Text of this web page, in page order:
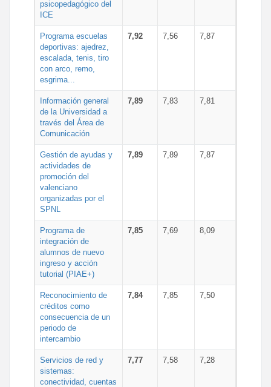
psicopedagógico del
ICE
Programa escuelas
deportivas: ajedrez,
escalada, tenis, tiro
con arco, remo,
esgrima...
7,92 7,56 7,87
Información general
de la Universidad a
través del Área de
Comunicación
7,89 7,83 7,81
Gestión de ayudas y
actividades de
promoción del
valenciano
organizadas por el
SPNL
7,89 7,89 7,87
Programa de
integración de
alumnos de nuevo
ingreso y acción
tutorial (PIAE+)
7,85 7,69 8,09
Reconocimiento de
créditos como
consecuencia de un
periodo de
intercambio
7,84 7,85 7,50
Servicios de red y
sistemas:
conectividad, cuentas
7,77 7,58 7,28